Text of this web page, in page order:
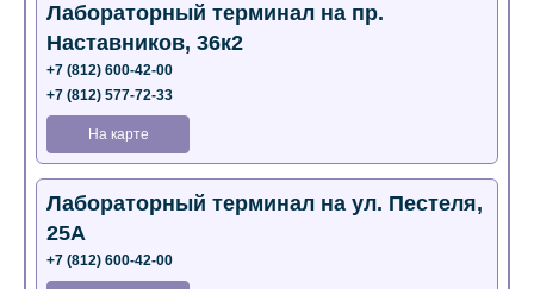
Лабораторный терминал на пр.
Наставников, 36к2
+7 (812) 600-42-00
+7 (812) 577-72-33
На карте
Лабораторный терминал на ул. Пестеля,
25А
+7 (812) 600-42-00